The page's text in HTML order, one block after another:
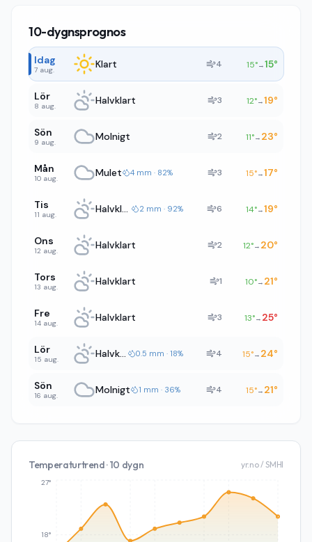
10-dygnsprognos
Idag
7 aug. Klart 4 15°→15°
Lör
8 aug. Halvklart 3 12°→19°
Sön
9 aug. Molnigt 2 11°→ 23°
Mån
10 aug. Mulet 4 mm · 82% 3 15°→17°
Tis
11 aug. Halvklart 2 mm · 92% 6 14°→19°
Ons
12 aug. Halvklart 2 12°→ 20°
Tors
13 aug. Halvklart 1 10°→ 21°
Fre
14 aug. Halvklart 3 13°→ 25°
Lör
15 aug. Halvklart 0.5 mm · 18% 4 15°→ 24°
Sön
16 aug. Molnigt 1 mm · 36% 4 15°→ 21°
Temperaturtrend · 10 dygn yr.no / SMHI
18°
27°